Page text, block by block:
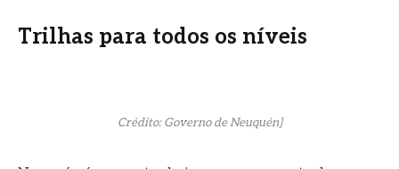
Trilhas para todos os níveis
Crédito: Governo de Neuquén]